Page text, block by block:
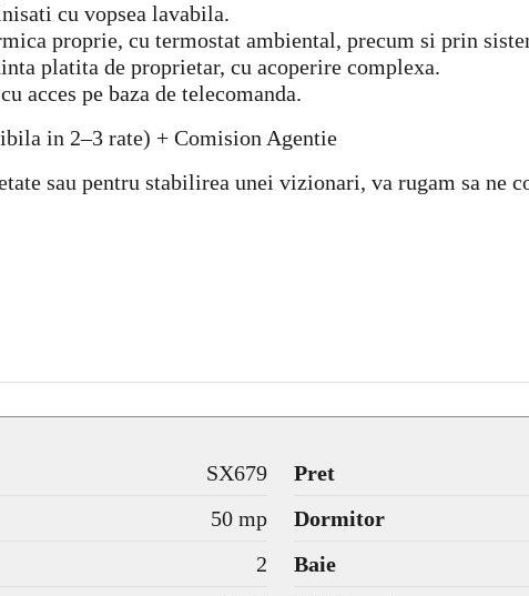
cu vopsea lavabila.
proprie, cu termostat ambiental, precum si prin
platita de proprietar, cu acoperire complexa.
acces pe baza de telecomanda.
in 2–3 rate) + Comision Agentie
sau pentru stabilirea unei vizionari, va rugam sa ne
SX679
Pret
50 mp
Dormitor
2
Baie